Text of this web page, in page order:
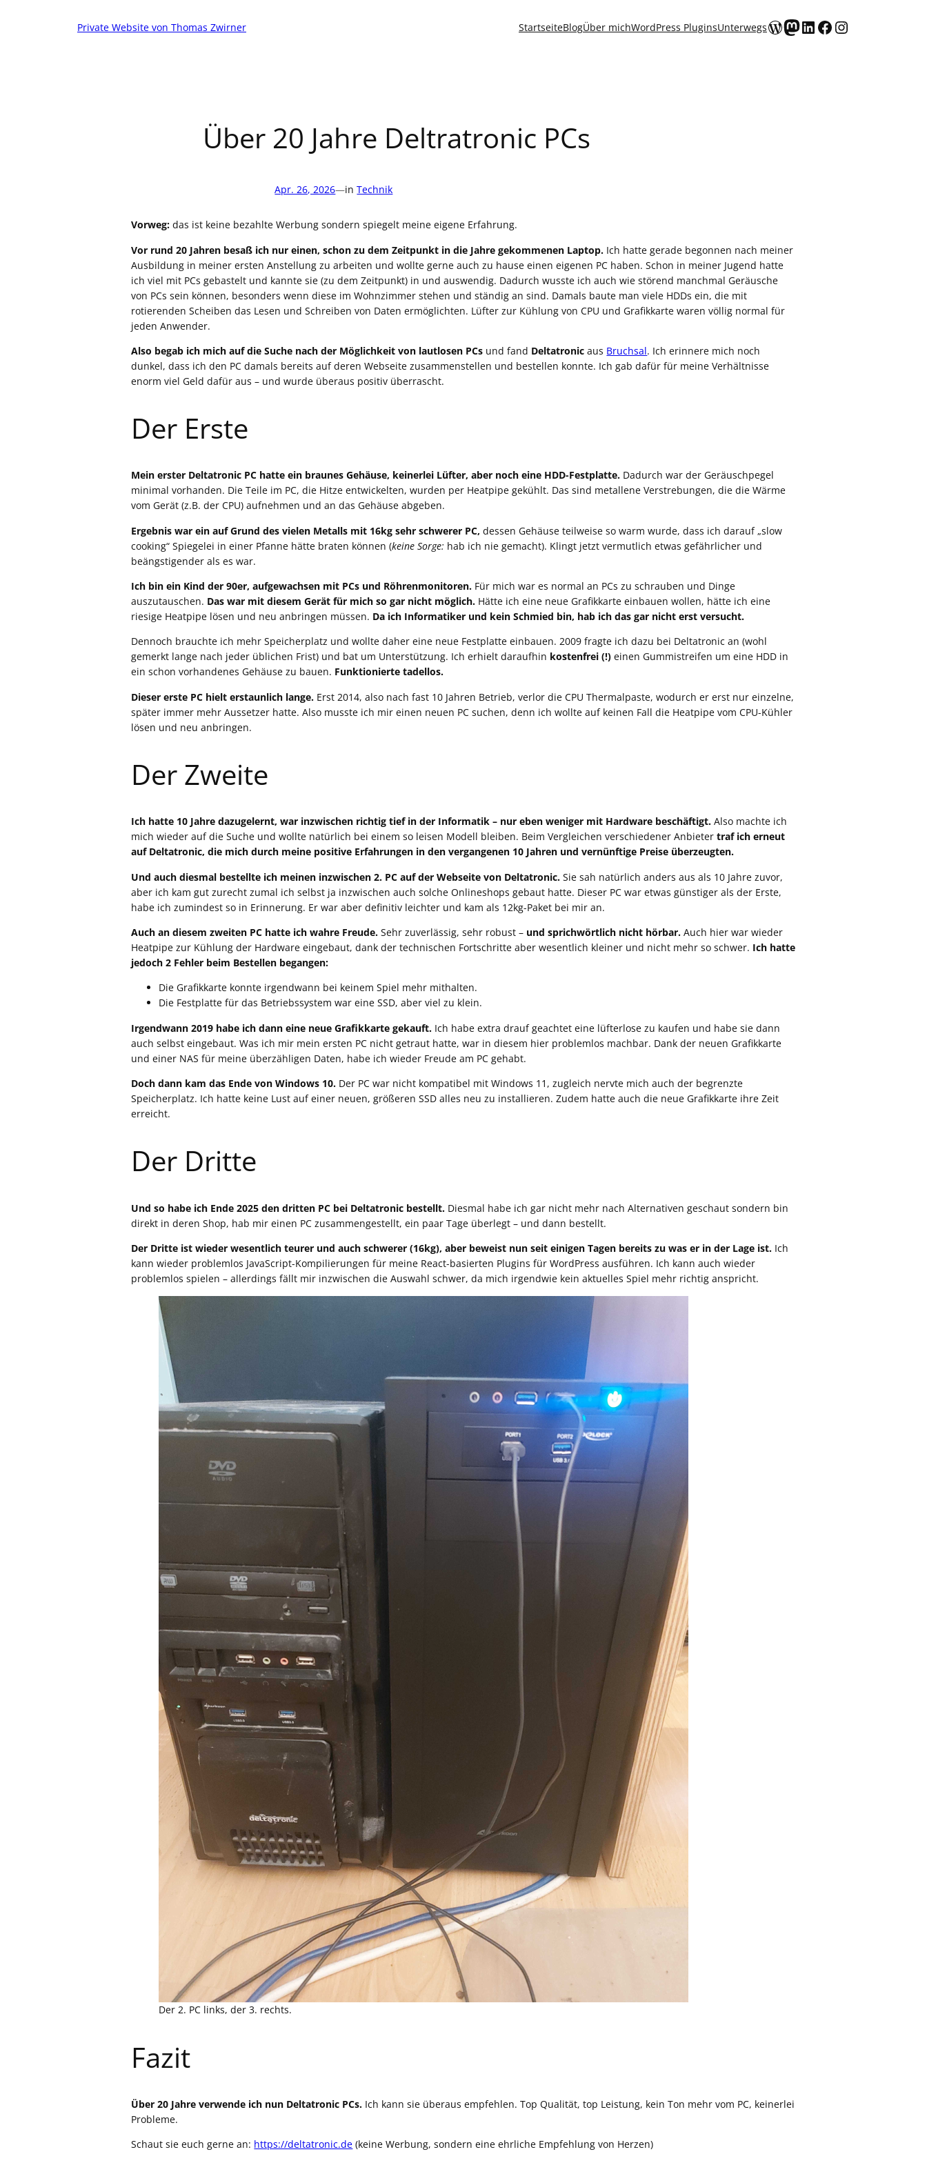
Private Website von Thomas Zwirner StartseiteBlogÜber michWordPress PluginsUnterwegsWordPress
Mastodon
LinkedIn
Facebook
Instagram
Über 20 Jahre Deltratronic PCs
Apr. 26, 2026—inTechnik
Vorweg:das ist keine bezahlte Werbung sondern spiegelt meine eigene Erfahrung.
Vor rund 20 Jahren besaß ich nur einen, schon zu dem Zeitpunkt in die Jahre gekommenen Laptop. Ich hatte gerade begonnen nach meiner
Ausbildung in meiner ersten Anstellung zu arbeiten und wollte gerne auch zu hause einen eigenen PC haben. Schon in meiner Jugend hatte
ich viel mit PCs gebastelt und kannte sie (zu dem Zeitpunkt) in und auswendig. Dadurch wusste ich auch wie störend manchmal Geräusche
von PCs sein können, besonders wenn diese im Wohnzimmer stehen und ständig an sind. Damals baute man viele HDDs ein, die mit
rotierenden Scheiben das Lesen und Schreiben von Daten ermöglichten. Lüfter zur Kühlung von CPU und Grafikkarte waren völlig normal für
jeden Anwender.
Also begab ich mich auf die Suche nach der Möglichkeit von lautlosen PCs und fand Deltatronicaus Bruchsal. Ich erinnere mich noch
dunkel, dass ich den PC damals bereits auf deren Webseite zusammenstellen und bestellen konnte. Ich gab dafür für meine Verhältnisse
enorm viel Geld dafür aus – und wurde überaus positiv überrascht.
Der Erste
Mein erster Deltatronic PC hatte ein braunes Gehäuse, keinerlei Lüfter, aber noch eine HDD-Festplatte. Dadurch war der Geräuschpegel
minimal vorhanden. Die Teile im PC, die Hitze entwickelten, wurden per Heatpipe gekühlt. Das sind metallene Verstrebungen, die die Wärme
vom Gerät (z.B. der CPU) aufnehmen und an das Gehäuse abgeben.
Ergebnis war ein auf Grund des vielen Metalls mit 16kg sehr schwerer PC, dessen Gehäuse teilweise so warm wurde, dass ich darauf „slow
cooking“ Spiegelei in einer Pfanne hätte braten können (keine Sorge: hab ich nie gemacht). Klingt jetzt vermutlich etwas gefährlicher und
beängstigender als es war.
Ich bin ein Kind der 90er, aufgewachsen mit PCs und Röhrenmonitoren. Für mich war es normal an PCs zu schrauben und Dinge
auszutauschen. Das war mit diesem Gerät für mich so gar nicht möglich. Hätte ich eine neue Grafikkarte einbauen wollen, hätte ich eine
riesige Heatpipe lösen und neu anbringen müssen. Da ich Informatiker und kein Schmied bin, hab ich das gar nicht erst versucht.
Dennoch brauchte ich mehr Speicherplatz und wollte daher eine neue Festplatte einbauen. 2009 fragte ich dazu bei Deltatronic an (wohl
gemerkt lange nach jeder üblichen Frist) und bat um Unterstützung. Ich erhielt daraufhin kostenfrei (!) einen Gummistreifen um eine HDD in
ein schon vorhandenes Gehäuse zu bauen. Funktionierte tadellos.
Dieser erste PC hielt erstaunlich lange. Erst 2014, also nach fast 10 Jahren Betrieb, verlor die CPU Thermalpaste, wodurch er erst nur einzelne,
später immer mehr Aussetzer hatte. Also musste ich mir einen neuen PC suchen, denn ich wollte auf keinen Fall die Heatpipe vom CPU-Kühler
lösen und neu anbringen.
Der Zweite
Ich hatte 10 Jahre dazugelernt, war inzwischen richtig tief in der Informatik – nur eben weniger mit Hardware beschäftigt. Also machte ich
mich wieder auf die Suche und wollte natürlich bei einem so leisen Modell bleiben. Beim Vergleichen verschiedener Anbietertraf ich erneut
auf Deltatronic, die mich durch meine positive Erfahrungen in den vergangenen 10 Jahren und vernünftige Preise überzeugten.
Und auch diesmal bestellte ich meinen inzwischen 2. PC auf der Webseite von Deltatronic. Sie sah natürlich anders aus als 10 Jahre zuvor,
aber ich kam gut zurecht zumal ich selbst ja inzwischen auch solche Onlineshops gebaut hatte. Dieser PC war etwas günstiger als der Erste,
habe ich zumindest so in Erinnerung. Er war aber definitiv leichter und kam als 12kg-Paket bei mir an.
Auch an diesem zweiten PC hatte ich wahre Freude. Sehr zuverlässig, sehr robust – und sprichwörtlich nicht hörbar. Auch hier war wieder
Heatpipe zur Kühlung der Hardware eingebaut, dank der technischen Fortschritte aber wesentlich kleiner und nicht mehr so schwer. Ich hatte
jedoch 2 Fehler beim Bestellen begangen:
Die Grafikkarte konnte irgendwann bei keinem Spiel mehr mithalten.
Die Festplatte für das Betriebssystem war eine SSD, aber viel zu klein.
Irgendwann 2019 habe ich dann eine neue Grafikkarte gekauft. Ich habe extra drauf geachtet eine lüfterlose zu kaufen und habe sie dann
auch selbst eingebaut. Was ich mir mein ersten PC nicht getraut hatte, war in diesem hier problemlos machbar. Dank der neuen Grafikkarte
und einer NAS für meine überzähligen Daten, habe ich wieder Freude am PC gehabt.
Doch dann kam das Ende von Windows 10. Der PC war nicht kompatibel mit Windows 11, zugleich nervte mich auch der begrenzte
Speicherplatz. Ich hatte keine Lust auf einer neuen, größeren SSD alles neu zu installieren. Zudem hatte auch die neue Grafikkarte ihre Zeit
erreicht.
Der Dritte
Und so habe ich Ende 2025 den dritten PC bei Deltatronic bestellt. Diesmal habe ich gar nicht mehr nach Alternativen geschaut sondern bin
direkt in deren Shop, hab mir einen PC zusammengestellt, ein paar Tage überlegt – und dann bestellt.
Der Dritte ist wieder wesentlich teurer und auch schwerer (16kg), aber beweist nun seit einigen Tagen bereits zu was er in der Lage ist. Ich
kann wieder problemlos JavaScript-Kompilierungen für meine React-basierten Plugins für WordPress ausführen. Ich kann auch wieder
problemlos spielen – allerdings fällt mir inzwischen die Auswahl schwer, da mich irgendwie kein aktuelles Spiel mehr richtig anspricht.
Der 2. PC links, der 3. rechts.
Fazit
Über 20 Jahre verwende ich nun Deltatronic PCs. Ich kann sie überaus empfehlen. Top Qualität, top Leistung, kein Ton mehr vom PC, keinerlei
Probleme.
Schaut sie euch gerne an: https://deltatronic.de (keine Werbung, sondern eine ehrliche Empfehlung von Herzen)